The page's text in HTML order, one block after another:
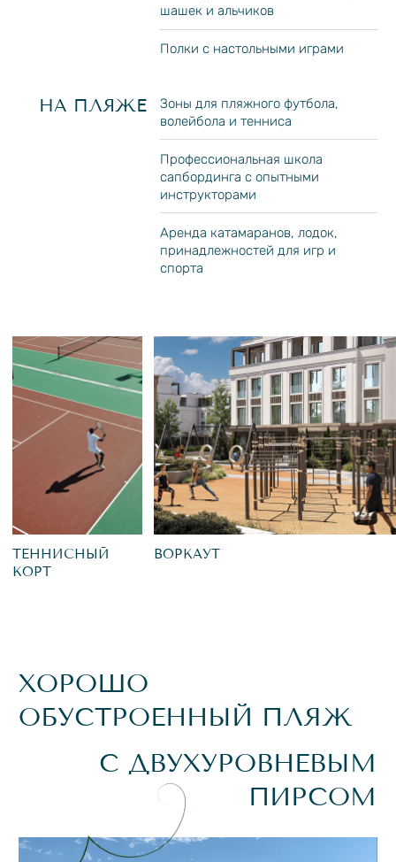
Всё, что нужно для пляжного отдыха: навесы, шезлонги,
кабинки для переодевания, туалеты.
На верхнем уровне хорошо загорать и любоваться
А если свесить ноги с нижнего уровня, можно ступнями
КРУГЛОГОДИЧНО
И КАФЕ В КОВОРКИНГ-
ЗОНЕ
ЛЕТОМ – ФЕСТИВАЛИ
ЗИМОЙ – СВОЙ КАТОК